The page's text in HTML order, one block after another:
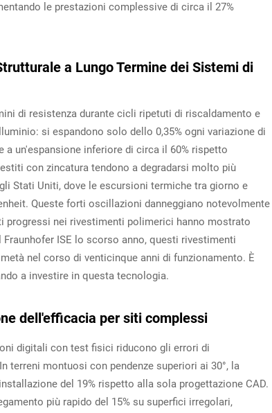
le prestazioni complessive di circa il 27%
a Lungo Termine dei Sistemi di
di resistenza durante cicli ripetuti di riscaldamento e
si espandono solo dello 0,35% ogni variazione di
a un'espansione inferiore di circa il 60% rispetto
con zincatura tendono a degradarsi molto più
Stati Uniti, dove le escursioni termiche tra giorno e
Queste forti oscillazioni danneggiano notevolmente
progressi nei rivestimenti polimerici hanno mostrato
ISE lo scorso anno, questi rivestimenti
nel corso di venticinque anni di funzionamento. È
a investire in questa tecnologia.
dell'efficacia per siti complessi
digitali con test fisici riducono gli errori di
terreni montuosi con pendenze superiori ai 30°, la
del 19% rispetto alla sola progettazione CAD.
più rapido del 15% su superfici irregolari,